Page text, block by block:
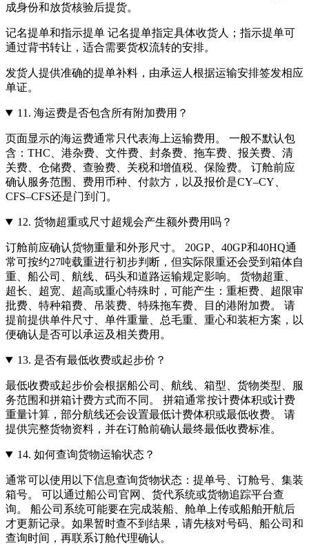
成身份和放货核验后提货。
记名提单和指示提单 记名提单指定具体收货人；指示提单可
通过背书转让，适合需要货权流转的安排。
发货人提供准确的提单补料，由承运人根据运输安排签发相应
单证。
11. 海运费是否包含所有附加费用？
页面显示的海运费通常只代表海上运输费用。 一般不默认包
含：THC、港杂费、文件费、封条费、拖车费、报关费、清
关费、仓储费、查验费、关税和增值税、保险费。 订舱前应
确认服务范围、费用币种、付款方，以及报价是CY–CY、
CFS–CFS还是门到门。
12. 货物超重或尺寸超规会产生额外费用吗？
订舱前应确认货物重量和外形尺寸。 20GP、40GP和40HQ通
常可按约27吨载重进行初步判断，但实际限重还会受到箱体自
重、船公司、航线、码头和道路运输规定影响。 货物超重、
超长、超宽、超高或重心特殊时，可能产生：重柜费、超限审
批费、特种箱费、吊装费、特殊拖车费、目的港附加费。 请
提前提供单件尺寸、单件重量、总毛重、重心和装柜方案，以
便确认是否可以承运及相关费用。
13. 是否有最低收费或起步价？
最低收费或起步价会根据船公司、航线、箱型、货物类型、服
务范围和拼箱计费方式而不同。 拼箱通常按计费体积或计费
重量计算，部分航线还会设置最低计费体积或最低收费。 请
提供完整货物资料，并在订舱前确认最终最低收费标准。
14. 如何查询货物运输状态？
通常可以使用以下信息查询货物状态：提单号、订舱号、集装
箱号。 可以通过船公司官网、货代系统或货物追踪平台查
询。 船公司系统可能要在完成装船、舱单上传或船舶开航后
才更新记录。如果暂时查不到结果，请先核对号码、船公司和
查询时间，再联系订舱代理确认。